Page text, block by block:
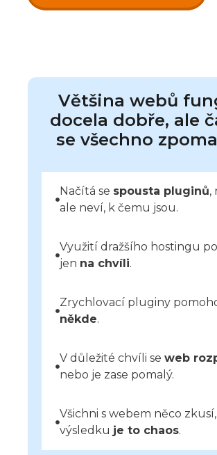
Většina webů
docela dobře, ale
se všechno
Načítá se spousta pluginů,
ale neví, k čemu jsou.
Využití dražšího hostingu
jen na chvíli.
Zrychlovací pluginy
někde.
V důležité chvíli seweb
nebo je zase pomalý.
Všichni s webem něco
výsledku je to chaos.